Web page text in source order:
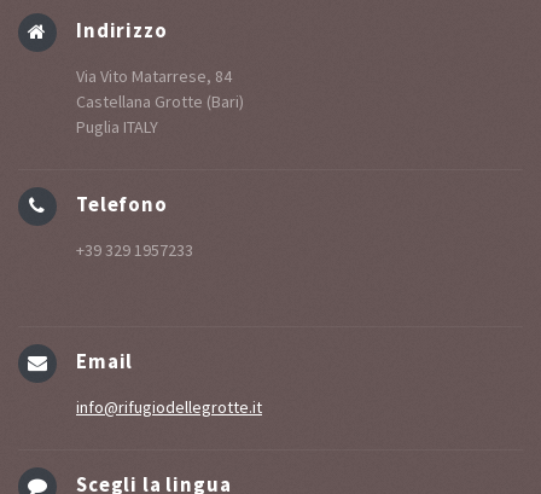
Indirizzo
Via Vito Matarrese, 84
Castellana Grotte (Bari)
Puglia ITALY
Telefono
+39 329 1957233
Email
info@rifugiodellegrotte.it
Scegli la lingua